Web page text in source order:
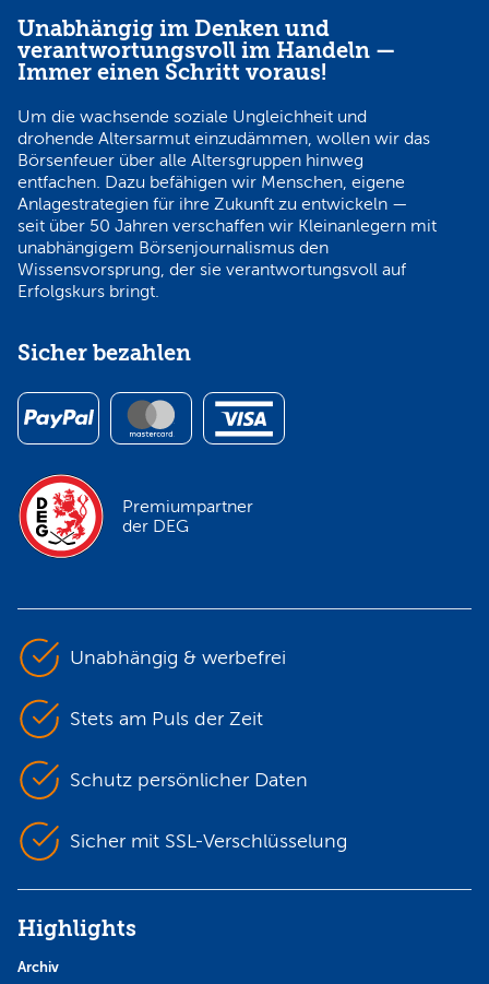
Unabhängig im Denken und
verantwortungsvoll im Handeln —
Immer einen Schritt voraus!
Um die wachsende soziale Ungleichheit und
drohende Altersarmut einzudämmen, wollen wir das
Börsenfeuer über alle Altersgruppen hinweg
entfachen. Dazu befähigen wir Menschen, eigene
Anlagestrategien für ihre Zukunft zu entwickeln —
seit über 50 Jahren verschaffen wir Kleinanlegern mit
unabhängigem Börsenjournalismus den
Wissensvorsprung, der sie verantwortungsvoll auf
Erfolgskurs bringt.
Sicher bezahlen
Premiumpartner
der DEG
Unabhängig & werbefrei
Stets am Puls der Zeit
Schutz persönlicher Daten
Sicher mit SSL-Verschlüsselung
Highlights
Archiv